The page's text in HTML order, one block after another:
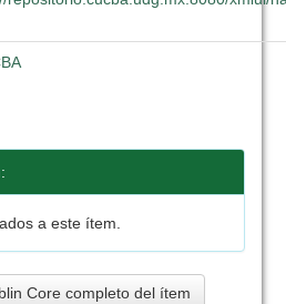
a este ítem.
Core completo del ítem